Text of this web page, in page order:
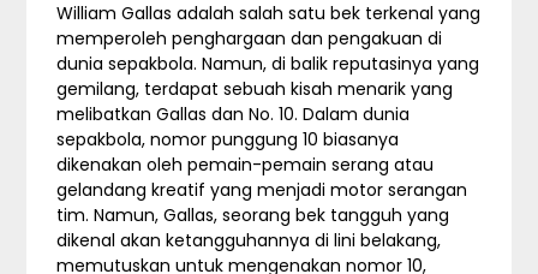
William Gallas adalah salah satu bek terkenal yang
memperoleh penghargaan dan pengakuan di
dunia sepakbola. Namun, di balik reputasinya yang
gemilang, terdapat sebuah kisah menarik yang
melibatkan Gallas dan No. 10. Dalam dunia
sepakbola, nomor punggung 10 biasanya
dikenakan oleh pemain-pemain serang atau
gelandang kreatif yang menjadi motor serangan
tim. Namun, Gallas, seorang bek tangguh yang
dikenal akan ketangguhannya di lini belakang,
memutuskan untuk mengenakan nomor 10,